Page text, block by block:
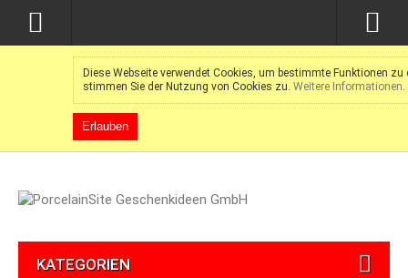
Diese Webseite verwendet Cookies, um bestimmte Funktionen
stimmen Sie der Nutzung von Cookies zu. Weitere Informationen.
Erlauben
KATEGORIEN